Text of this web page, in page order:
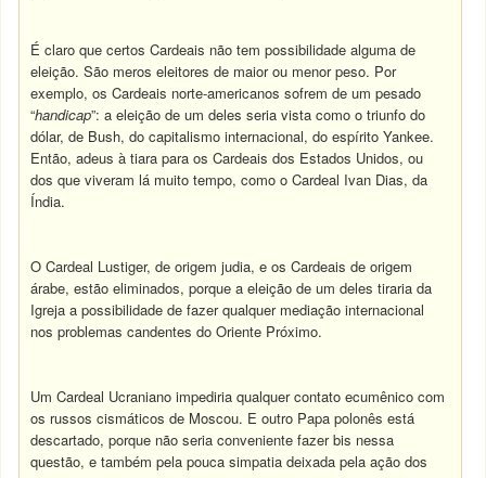
É claro que certos Cardeais não tem possibilidade alguma de
eleição. São meros eleitores de maior ou menor peso. Por
exemplo, os Cardeais norte-americanos sofrem de um pesado
“handicap”: a eleição de um deles seria vista como o triunfo do
dólar, de Bush, do capitalismo internacional, do espírito Yankee.
Então, adeus à tiara para os Cardeais dos Estados Unidos, ou
dos que viveram lá muito tempo, como o Cardeal Ivan Dias, da
Índia.
O Cardeal Lustiger, de origem judia, e os Cardeais de origem
árabe, estão eliminados, porque a eleição de um deles tiraria da
Igreja a possibilidade de fazer qualquer mediação internacional
nos problemas candentes do Oriente Próximo.
Um Cardeal Ucraniano impediria qualquer contato ecumênico com
os russos cismáticos de Moscou. E outro Papa polonês está
descartado, porque não seria conveniente fazer bis nessa
questão, e também pela pouca simpatia deixada pela ação dos